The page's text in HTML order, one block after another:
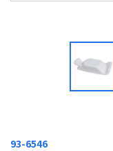
93-6546